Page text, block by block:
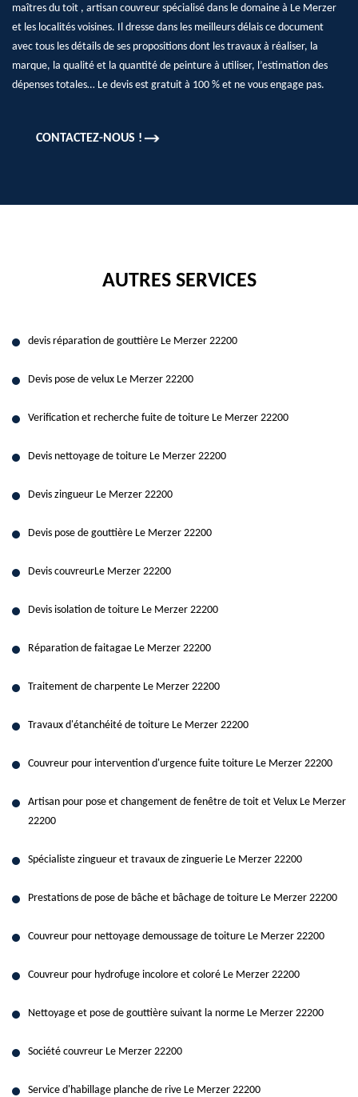
maîtres du toit , artisan couvreur spécialisé dans le domaine à Le Merzer
et les localités voisines. Il dresse dans les meilleurs délais ce document
avec tous les détails de ses propositions dont les travaux à réaliser, la
marque, la qualité et la quantité de peinture à utiliser, l’estimation des
dépenses totales… Le devis est gratuit à 100 % et ne vous engage pas.
CONTACTEZ-NOUS !
AUTRES SERVICES
devis réparation de gouttière Le Merzer 22200
Devis pose de velux Le Merzer 22200
Verification et recherche fuite de toiture Le Merzer 22200
Devis nettoyage de toiture Le Merzer 22200
Devis zingueur Le Merzer 22200
Devis pose de gouttière Le Merzer 22200
Devis couvreurLe Merzer 22200
Devis isolation de toiture Le Merzer 22200
Réparation de faitagae Le Merzer 22200
Traitement de charpente Le Merzer 22200
Travaux d'étanchéité de toiture Le Merzer 22200
Couvreur pour intervention d'urgence fuite toiture Le Merzer 22200
Artisan pour pose et changement de fenêtre de toit et Velux Le Merzer
22200
Spécialiste zingueur et travaux de zinguerie Le Merzer 22200
Prestations de pose de bâche et bâchage de toiture Le Merzer 22200
Couvreur pour nettoyage demoussage de toiture Le Merzer 22200
Couvreur pour hydrofuge incolore et coloré Le Merzer 22200
Nettoyage et pose de gouttière suivant la norme Le Merzer 22200
Société couvreur Le Merzer 22200
Service d'habillage planche de rive Le Merzer 22200